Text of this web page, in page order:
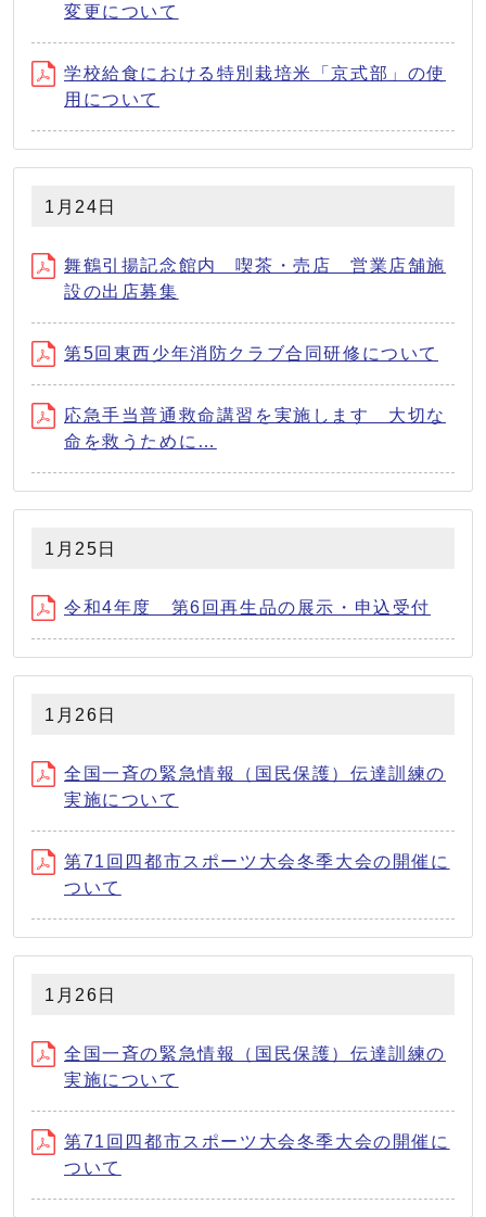
変更について
学校給食における特別栽培米「京式部」の使
用について
1月24日
舞鶴引揚記念館内 喫茶・売店 営業店舗施
設の出店募集
第5回東西少年消防クラブ合同研修について
応急手当普通救命講習を実施します 大切な
命を救うために…
1月25日
令和4年度 第6回再生品の展示・申込受付
1月26日
全国一斉の緊急情報（国民保護）伝達訓練の
実施について
第71回四都市スポーツ大会冬季大会の開催に
ついて
1月26日
全国一斉の緊急情報（国民保護）伝達訓練の
実施について
第71回四都市スポーツ大会冬季大会の開催に
ついて